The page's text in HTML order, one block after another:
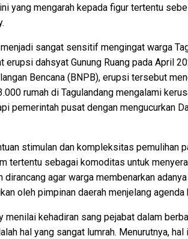
yang mengarah kepada figur tertentu
sangat sensitif mengingat warga
dahsyat Gunung Ruang pada April
Bencana (BNPB), erupsi tersebut
rumah di Tagulandang mengalami
pemerintah pusat dengan mengucurkan
stimulan dan kompleksitas pemulihan
tertentu sebagai komoditas untuk
dirancang agar warga membenarkan
oleh pimpinan daerah menjelang agenda
menilai kehadiran sang pejabat dalam
hal yang sangat lumrah. Menurutnya,